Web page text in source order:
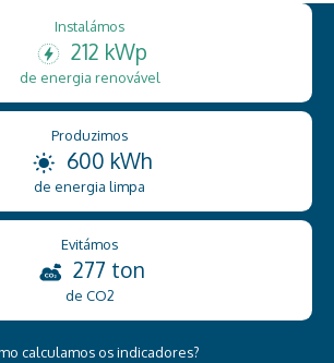
Instalámos
212 kWp
de energia renovável
Produzimos
600 kWh
de energia limpa
Evitámos
277 ton
de CO2
calculamos os indicadores?